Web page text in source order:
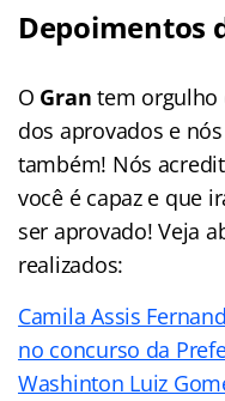
Depoimentos
O Gran tem orgulho
dos aprovados e
também! Nós
você é capaz e que
ser aprovado! Veja
realizados:
Camila Assis
no concurso da
Washinton Luiz